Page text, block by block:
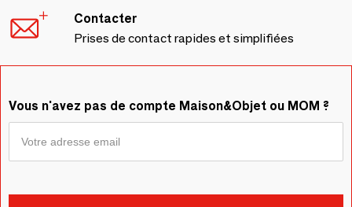
Contacter
Prises de contact rapides et simplifiées
Vous n'avez pas de compte Maison&Objet ou MOM ?